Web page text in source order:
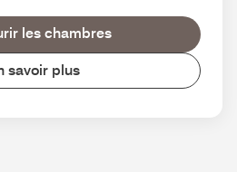
les chambres
savoir plus